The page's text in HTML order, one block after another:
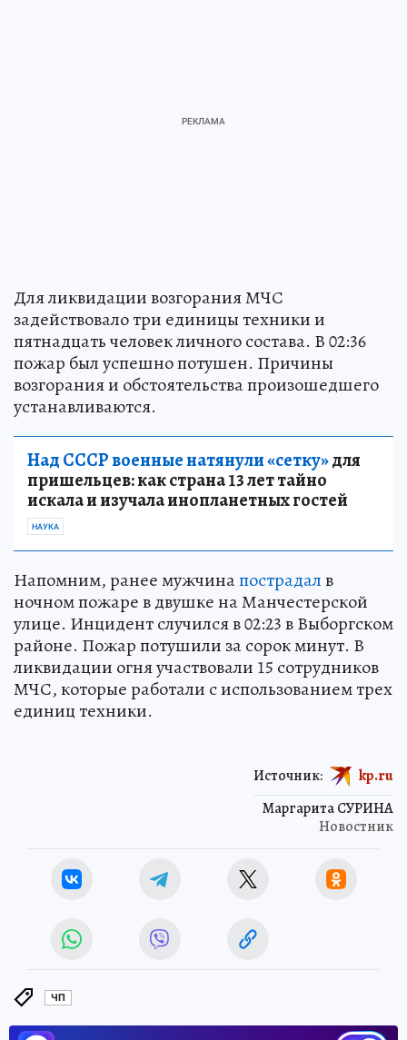
Для ликвидации возгорания МЧС
задействовало три единицы техники и
пятнадцать человек личного состава. В 02:36
пожар был успешно потушен. Причины
возгорания и обстоятельства произошедшего
устанавливаются.
Над СССР военные натянули «сетку»для
пришельцев: как страна 13 лет тайно
искала и изучала инопланетных гостей
НАУКА
Напомним, ранее мужчинапострадалв
ночном пожаре в двушке на Манчестерской
улице. Инцидент случился в 02:23 в Выборгском
районе. Пожар потушили за сорок минут. В
ликвидации огня участвовали 15 сотрудников
МЧС, которые работали с использованием трех
единиц техники.
Маргарита СУРИНА
Новостник
Источник: kp.ru
ЧП